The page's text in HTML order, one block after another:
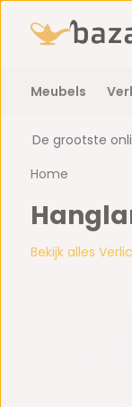
Meubels
De grootste
Home
Bekijk alles